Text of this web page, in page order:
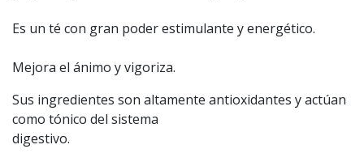
Es un té con gran poder estimulante y energético.
Mejora el ánimo y vigoriza.
Sus ingredientes son altamente antioxidantes y actúan
como tónico del sistema
digestivo.